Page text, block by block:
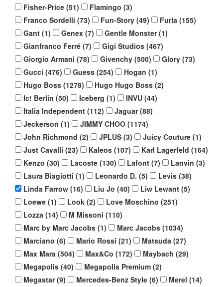
Fisher-Price (51) Flamingo (3)
Franco Sordelli (73) Fun-Story (49) Furla (155)
Gant (1) Genex (7) Gentle Monster (1)
Gianfranco Ferré (7) Gigi Studios (467)
Giorgio Armani (78) Givenchy (500) Glory (73)
Gucci (476) Guess (254) Hogan (1)
Hugo Boss (1278) Hugo Hugo Boss (2)
Ic! Berlin (50) Iceberg (1) INVU (44)
Italia Independent (112) Jaguar (88)
Jeckerson (1) JIMMY CHOO (1174)
John Richmond (2) JPLUS (3) Juicy Couture (1)
Just Cavalli (23) Kaleos (107) Karl Lagerfeld (164)
Kenzo (30) Lacoste (130) Lafont (7) Lanvin (3)
Laura Biagiotti (1) Leonardo D. (5) Levis (38)
Linda Farrow (16) Liu Jo (40) Liw Lewant (5)
Loewe (1) Look (2) Love Moschino (251)
Lozza (14) M Missoni (110)
Marc by Marc Jacobs (1) Marc Jacobs (1034)
Marciano (6) Mario Rossi (21) Matsuda (27)
Max Mara (504) Max&Co (172) Maybach (29)
Megapolis (40) Megapolis Premium (2)
Megastar (9) Mercedes-Benz Style (6) Merel (14)